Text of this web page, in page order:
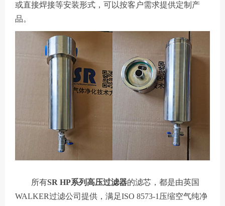
或直接焊接等安装形式，可以按客户需求提供定制产
品。
所有SR HP系列高压过滤器的滤芯，都是由英国
WALKER过滤公司提供，满足ISO 8573-1压缩空气纯净